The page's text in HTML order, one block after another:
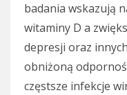
badania wskazują
witaminy D a
depresji oraz
obniżoną
częstsze infekcje